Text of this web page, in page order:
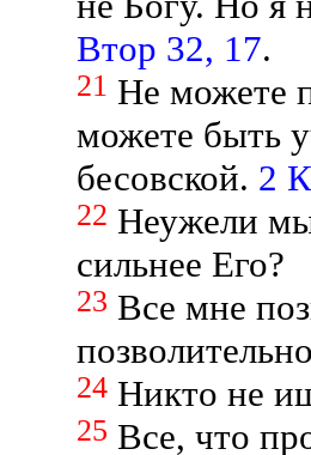
Втор 32, 17.
21 Не можете
можете быть
бесовской. 2
22 Неужели
сильнее Его?
23 Все мне
24 Никто не
25 Все, что